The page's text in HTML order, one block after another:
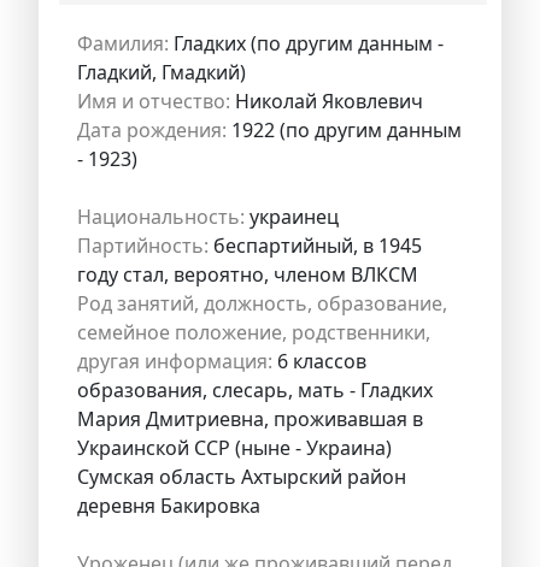
Фамилия: Гладких (по другим данным -
Гладкий, Гмадкий)
Имя и отчество: Николай Яковлевич
Дата рождения: 1922 (по другим данным
- 1923)
Национальность: украинец
Партийность: беспартийный, в 1945
году стал, вероятно, членом ВЛКСМ
Род занятий, должность, образование,
семейное положение, родственники,
другая информация: 6 классов
образования, слесарь, мать - Гладких
Мария Дмитриевна, проживавшая в
Украинской ССР (ныне - Украина)
Сумская область Ахтырский район
деревня Бакировка